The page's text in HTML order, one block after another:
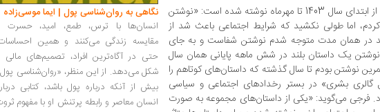
به گفته فرجی این داستان‌ها از ابتدای سال 1403 تا مهرماه نوشته شده است: «نوشتن
را سال 1401 آغاز کردم، اما طولی نکشید که شرایط اجتماعی باعث شد از
همان مدت متوجه شدم نوشتن شفاست و به جای
یک داستان بلند در شش ماهه پایانی همان سال
نوشتن بودم تا سال گذشته که داستان‌های کوتاهم را
گالری بشری» در بستر رخدادهای اجتماعی و سیاسی
فرجی می‌گوید: «یکی از داستان‌های مجموعه به صورت
نگاهی به روان‌شناسی پول | ایما موسی‌زاده
انسان‌ها با ترس، طمع، امید، حسرت
مقایسه زندگی می‌کنند و همین
حتی در آگاه‌ترین افراد، تصمیم‌های مالی
شکل می‌دهد. از این منظر، «روان‌شناسی
بیش از آنکه درباره پول باشد، کتابی
انسان معاصر و رابطه پرتنش او با مفهوم